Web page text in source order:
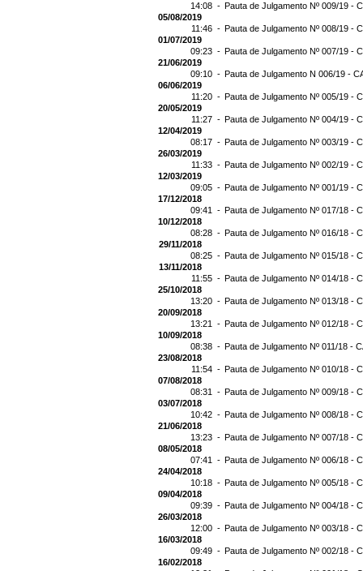
14:08 - Pauta de Julgamento Nº 009/19 -
05/08/2019
11:46 - Pauta de Julgamento Nº 008/19 -
01/07/2019
09:23 - Pauta de Julgamento Nº 007/19 -
21/06/2019
09:10 - Pauta de Julgamento N 006/19 -
06/06/2019
11:20 - Pauta de Julgamento Nº 005/19 -
20/05/2019
11:27 - Pauta de Julgamento Nº 004/19 -
12/04/2019
08:17 - Pauta de Julgamento Nº 003/19 -
26/03/2019
11:33 - Pauta de Julgamento Nº 002/19 -
12/03/2019
09:05 - Pauta de Julgamento Nº 001/19 -
17/12/2018
09:41 - Pauta de Julgamento Nº 017/18 -
10/12/2018
08:28 - Pauta de Julgamento Nº 016/18 -
29/11/2018
08:25 - Pauta de Julgamento Nº 015/18 -
13/11/2018
11:55 - Pauta de Julgamento Nº 014/18 -
25/10/2018
13:20 - Pauta de Julgamento Nº 013/18 -
20/09/2018
13:21 - Pauta de Julgamento Nº 012/18 -
10/09/2018
08:38 - Pauta de Julgamento Nº 011/18 -
23/08/2018
11:54 - Pauta de Julgamento Nº 010/18 -
07/08/2018
08:31 - Pauta de Julgamento Nº 009/18 -
03/07/2018
10:42 - Pauta de Julgamento Nº 008/18 -
21/06/2018
13:23 - Pauta de Julgamento Nº 007/18 -
08/05/2018
07:41 - Pauta de Julgamento Nº 006/18 -
24/04/2018
10:18 - Pauta de Julgamento Nº 005/18 -
09/04/2018
09:39 - Pauta de Julgamento Nº 004/18 -
26/03/2018
12:00 - Pauta de Julgamento Nº 003/18 -
16/03/2018
09:49 - Pauta de Julgamento Nº 002/18 -
16/02/2018